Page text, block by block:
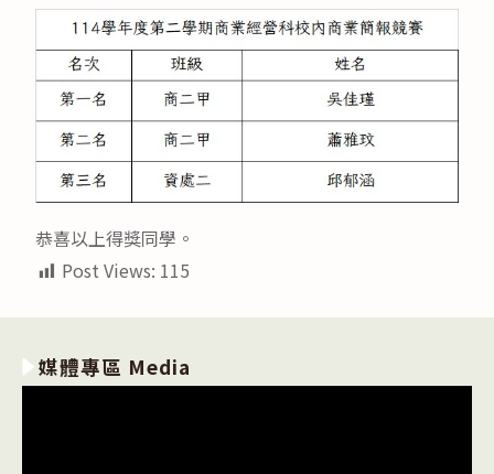
恭喜以上得獎同學。
Post Views: 115
媒體專區 Media